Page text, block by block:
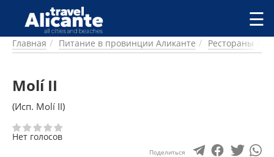
Перейти к основному содержанию
ГОРОДА
ПИТАНИЕ
ПЛЯЖИ
ДОСТОПРИМЕЧАТЕЛЬНОСТИ
КЕМПИНГ
☰
Главная Питание в провинции Аликанте Рестораны
Molí II
(Исп. Molí II)
Нет голосов
Поделиться